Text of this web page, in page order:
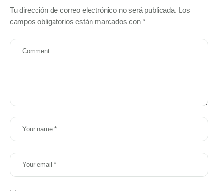
Tu dirección de correo electrónico no será publicada. Los
campos obligatorios están marcados con *